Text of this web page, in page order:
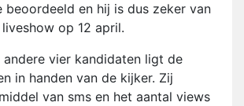
beoordeeld en hij is dus zeker van
op 12 april.
vier kandidaten ligt de
in handen van de kijker. Zij
van sms en het aantal views